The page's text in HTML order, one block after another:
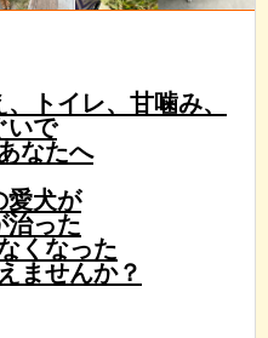
トイレ、甘噛み、
いで
なたへ
愛犬が
治った
くなった
ませんか？